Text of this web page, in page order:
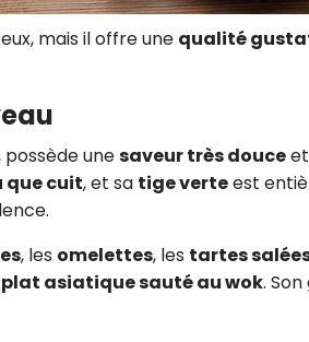
mais il offre une qualité
unesaveur très douceet
que cuit, et sa tige verteest
, les omelettes, les tartes
plat asiatique sauté au wok.